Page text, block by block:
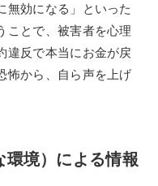
無効になる」といった
ことで、被害者を心理
違反で本当にお金が戻
怖から、自ら声を上げ
環境）による情報